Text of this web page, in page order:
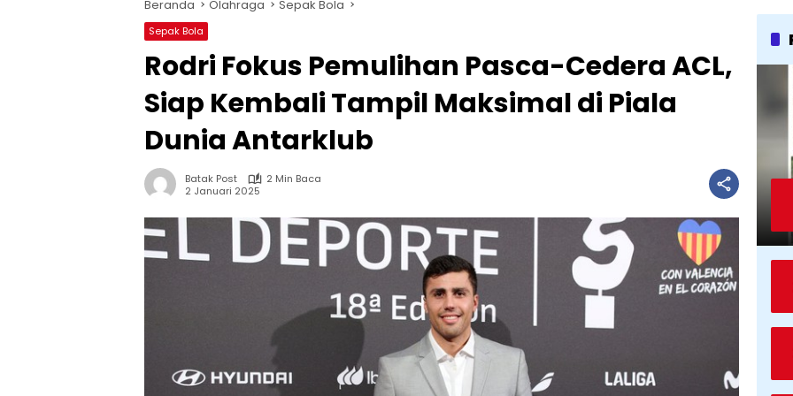
Beranda Olahraga Sepak Bola
Sepak Bola
Rodri Fokus Pemulihan Pasca-Cedera ACL,
Siap Kembali Tampil Maksimal di Piala
Dunia Antarklub
Batak Post
2 Min Baca
2 Januari 2025